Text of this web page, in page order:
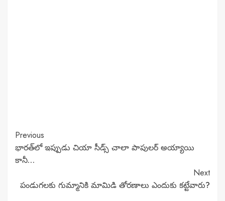
Continue
Reading
Previous
భారత్‌లో ఇప్పుడు చియా సీడ్స్ చాలా పాపులర్ అయ్యాయి
కానీ…
Next
పండుగలకు గుమ్మానికి మామిడి తోరణాలు ఎందుకు కట్టేవారు?